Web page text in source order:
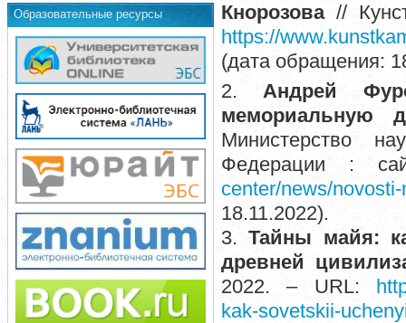
Образовательные ресурсы
Кнорозова//
https://
(дата обращения:
2.Андрей
мемориальную
Министерство
Федерации :
center/news/
18.11.2022).
3. Тайны майя:
древней
2022. – URL:
kak-sovetskii-